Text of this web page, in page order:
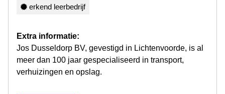
erkend leerbedrijf
Extra informatie:
Jos Dusseldorp BV, gevestigd in Lichtenvoorde, is al
meer dan 100 jaar gespecialiseerd in transport,
verhuizingen en opslag.